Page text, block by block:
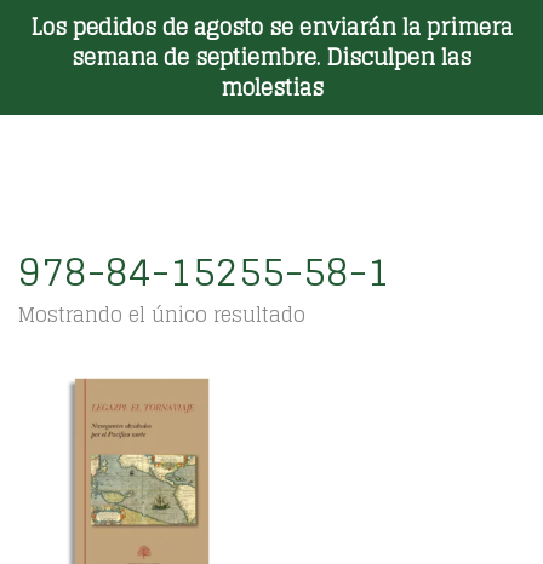
Los pedidos de agosto se enviarán la primera
semana de septiembre. Disculpen las
molestias
Toggle Menu
978-84-15255-58-1
Mostrando el único resultado